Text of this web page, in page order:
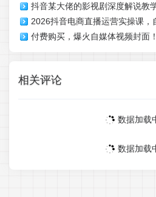
板、卡双模板2套搬运技术，自
抖音某大佬的影视剧深度解说教
抖音精选计划+独家签约，拿基
2026抖音电商直播运营实操课，
量运营、直播间排品测品、专场
式进阶教程
付费购买，爆火自媒体视频封面
合集，轻松制作爆款内容，一键
相关评论
数据加载
数据加载